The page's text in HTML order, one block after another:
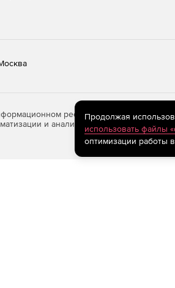
ресурсе store.softline.ru
и анализа сведений,
Продолжая
использовать файлы
оптимизации работы